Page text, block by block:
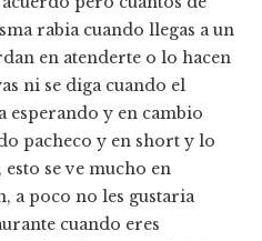
rabia cuando llegas a un
en atenderte o lo hacen
ni se diga cuando el
esperando y en cambio
pacheco y en short y lo
se ve mucho en
a poco no les gustaria
cuando eres